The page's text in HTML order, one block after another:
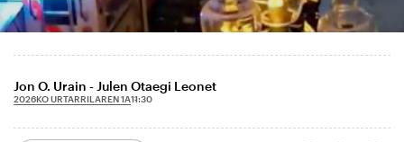
Jon O. Urain - Julen Otaegi Leonet
2026KO URTARRILAREN 1A11:30